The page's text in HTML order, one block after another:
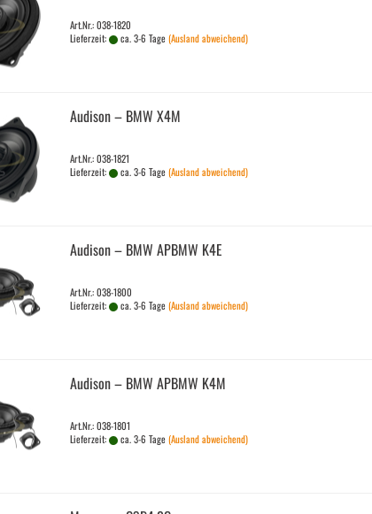
Art.Nr.: 038-1820
Lieferzeit:
ca. 3-6 Tage(Ausland abweichend)
Audi­son – BMW X4M
Art.Nr.: 038-1821
Lieferzeit:
ca. 3-6 Tage(Ausland abweichend)
Audi­son – BMW APBMW K4E
Art.Nr.: 038-1800
Lieferzeit:
ca. 3-6 Tage(Ausland abweichend)
Audi­son – BMW APBMW K4M
Art.Nr.: 038-1801
Lieferzeit:
ca. 3-6 Tage(Ausland abweichend)